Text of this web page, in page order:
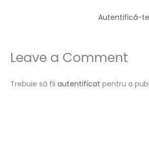
Autentifică-
Leave a Comment
Trebuie să fii autentificat pentru a